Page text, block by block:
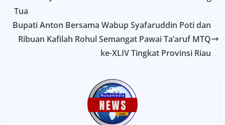
Tua
Bupati Anton Bersama Wabup Syafaruddin Poti dan
Ribuan Kafilah Rohul Semangat Pawai Ta’aruf MTQ
ke-XLIV Tingkat Provinsi Riau